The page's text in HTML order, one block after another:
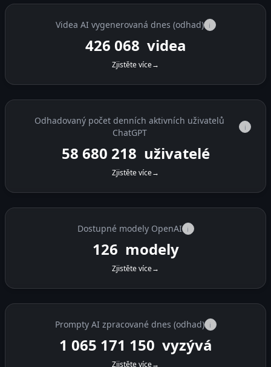
Videa AI vygenerovaná dnes (odhad) i
426 074 videa
Zjistěte více→
Odhadovaný počet denních aktivních uživatelů
ChatGPT
i
58 680 218 uživatelé
Zjistěte více→
Dostupné modely OpenAI i
126 modely
Zjistěte více→
Prompty AI zpracované dnes (odhad) i
1 065 187 500 vyzývá
Zjistěte více→